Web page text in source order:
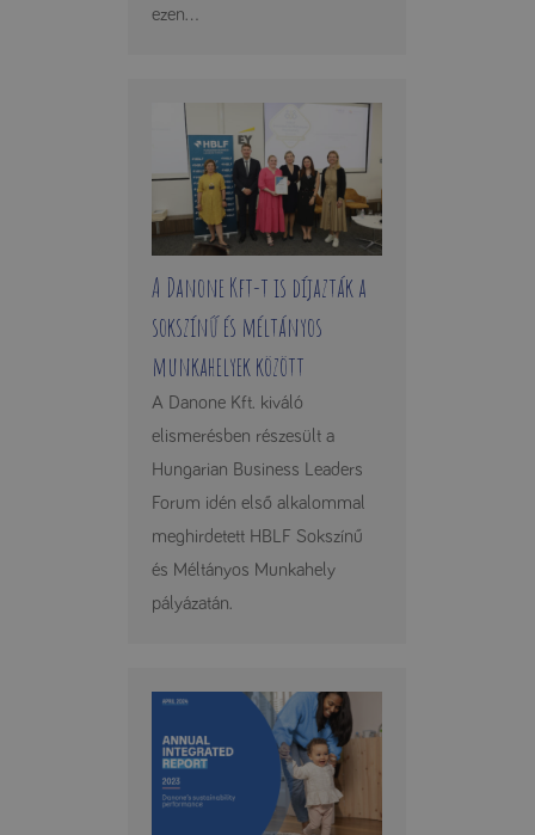
ezen...
A Danone Kft-t is díjazták a
sokszínű és méltányos
munkahelyek között
A Danone Kft. kiváló
elismerésben részesült a
Hungarian Business Leaders
Forum idén első alkalommal
meghirdetett HBLF Sokszínű
és Méltányos Munkahely
pályázatán.